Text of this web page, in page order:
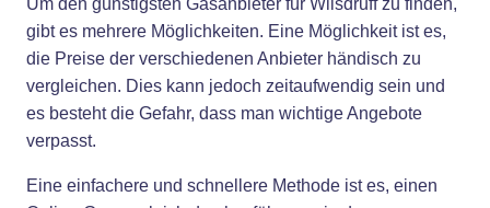
Um den günstigsten Gasanbieter für Wilsdruff zu finden,
gibt es mehrere Möglichkeiten. Eine Möglichkeit ist es,
die Preise der verschiedenen Anbieter händisch zu
vergleichen. Dies kann jedoch zeitaufwendig sein und
es besteht die Gefahr, dass man wichtige Angebote
verpasst.
Eine einfachere und schnellere Methode ist es, einen